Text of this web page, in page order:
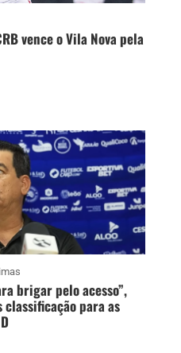
vence o Vila Nova pela
brigar pelo acesso”,
classificação para as